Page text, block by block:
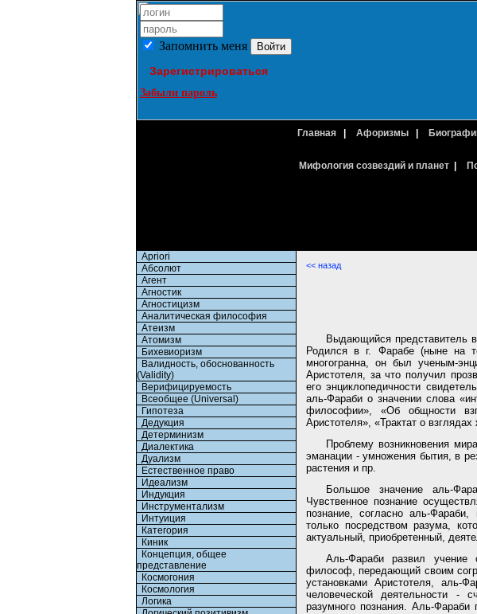
Запомнить меня
Зарегистрироваться
Забыли пароль
Главная Афоризмы
Мифология созвездий и планет|
Apriori
Абсолют
Агент
Агностик
Агностицизм
Аналитическая философия
Атеизм
Атомизм
Бихевиоризм
Валидность, обоснованность
(Validity)
Верифицируемость
Всеобщее (Universal)
Гипотеза
Дедукция
Детерминизм
Диалектика
Дуализм
Естественное право
Идеализм
Индукция
Инструментализм
Интуиция
Категория
Киник
Концепция, общее
представление
Космогония
Космология
Логика
<< назад
Выдающийся представитель
Родился в г. Фарабе (ныне на
многогранна, он был ученым-
Аристотеля, за что получил
его энциклопедичности
аль-Фараби о значении слова
философии», «Об общности
Аристотеля», «Трактат о
Проблему возникновения
эманации - умножения бытия, в
растения и пр.
Большое значение аль-
Чувственное познание
познание, согласно аль-
только посредством разума,
актуальный, приобретенный,
Аль-Фараби развил учение
философ, передающий своим
установками Аристотеля, аль-
человеческой деятельности -
разумного познания. Аль-Фараби